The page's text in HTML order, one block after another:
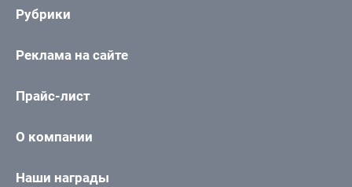
Рубрики
Реклама на сайте
Прайс-лист
О компании
Наши награды